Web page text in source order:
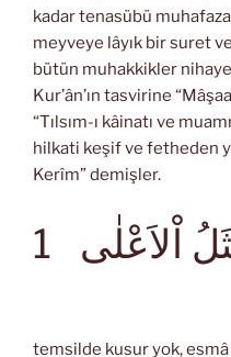
kadar tenasübü
meyveye lâyık bir suret
bütün muhakkikler
Kur’ân’ın tasvirine
“Tılsım-ı kâinatı ve
hilkati keşif ve fetheden
Kerîm” demişler.
اْلاَعْلٰى
temsilde kusur yok, esmâ